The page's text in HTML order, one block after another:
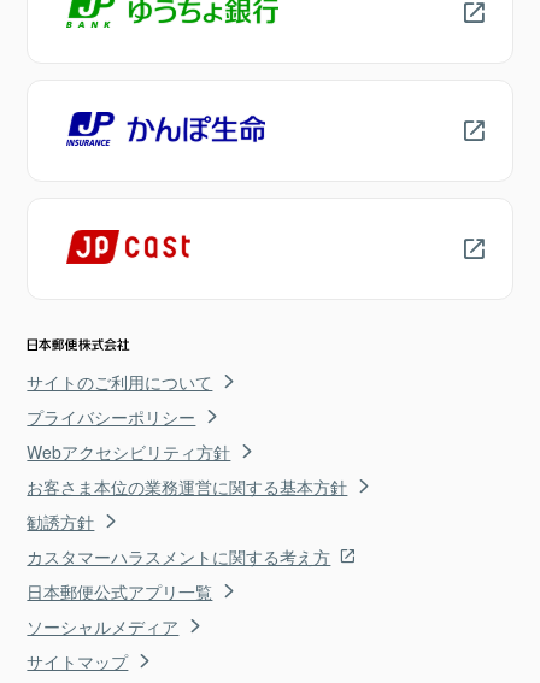
サイトのご利用について
プライバシーポリシー
Webアクセシビリティ方針
お客さま本位の業務運営に関する基本方針
勧誘方針
カスタマーハラスメントに関する考え方
日本郵便公式アプリ一覧
ソーシャルメディア
サイトマップ